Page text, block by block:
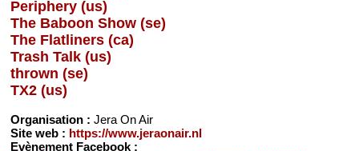
Periphery (us)
The Baboon Show (se)
The Flatliners (ca)
Trash Talk (us)
thrown (se)
TX2 (us)
Organisation :Jera On Air
Site web : https://www.jeraonair.nl
Evènement Facebook :